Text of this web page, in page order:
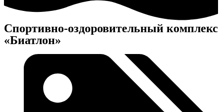
Спортивно-оздоровительный комплекс
«Биатлон»